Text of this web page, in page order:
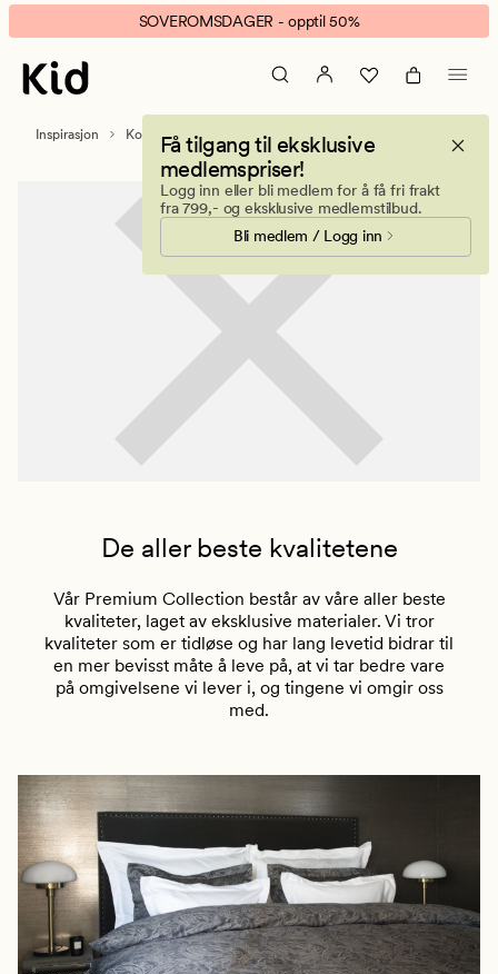
Premium
Collection
banner.
Klikk
ESCAPE
SOVEROMSDAGER - opptil 50%
Få tilgang til eksklusive
medlemspriser!
Logg inn eller bli medlem for å få fri frakt
fra 799,- og eksklusive medlemstilbud.
Bli medlem / Logg inn
Inspirasjon Kolleksjoner Premium Collection
De aller beste kvalitetene
Vår Premium Collection består av våre aller beste
kvaliteter, laget av eksklusive materialer. Vi tror
kvaliteter som er tidløse og har lang levetid bidrar til
en mer bevisst måte å leve på, at vi tar bedre vare
på omgivelsene vi lever i, og tingene vi omgir oss
med.